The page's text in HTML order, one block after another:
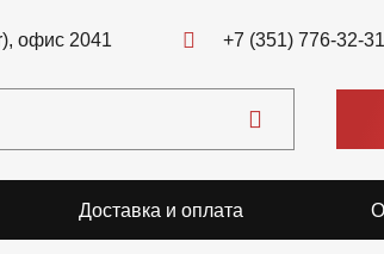
офис 2041 +7 (351) 776-32-31
Доставка и оплата